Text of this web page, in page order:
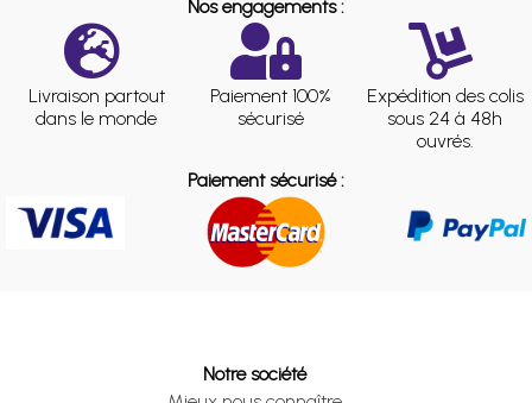
Nos engagements :
Livraison partout
dans le monde
Paiement 100%
sécurisé
Expédition des colis
sous 24 à 48h
ouvrés.
Paiement sécurisé :
Notre société